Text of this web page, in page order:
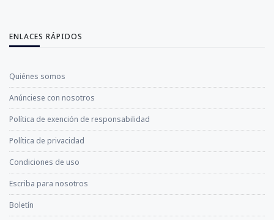
ENLACES RÁPIDOS
Quiénes somos
Anúnciese con nosotros
Política de exención de responsabilidad
Política de privacidad
Condiciones de uso
Escriba para nosotros
Boletín